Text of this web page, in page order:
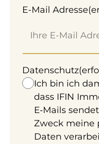
4 Zimmer 110 m²
zum Kauf.
Separates WC, etc.
E-Mail Adresse
Datenschutz
Ich bin ich
dass IFIN
E‑Mails
Zweck meine
Daten